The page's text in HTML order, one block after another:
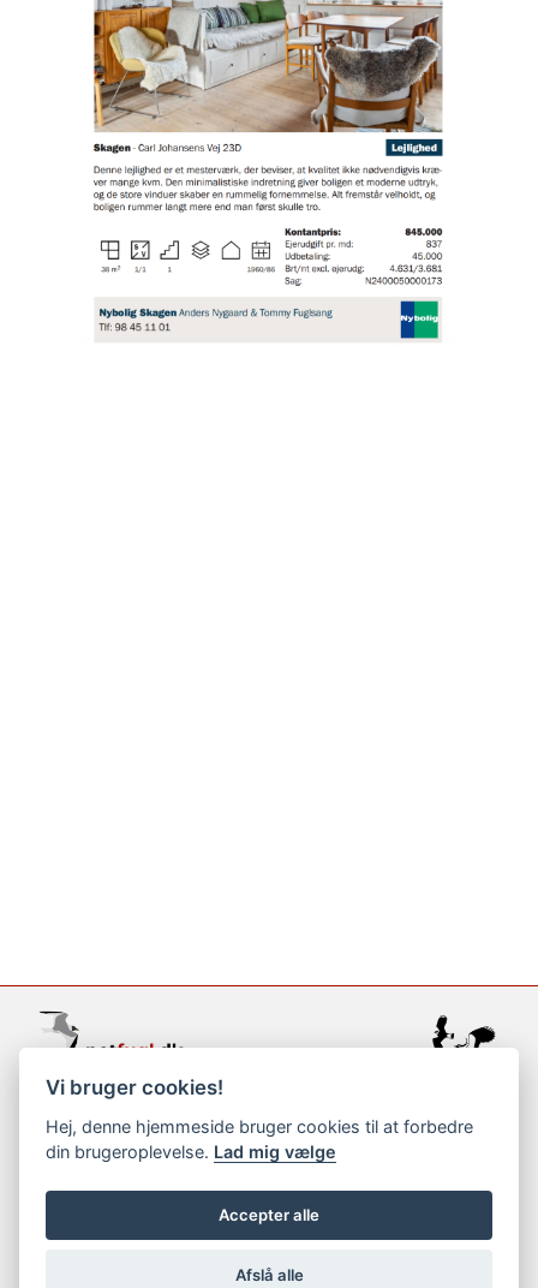
support@netfugl.dk
copyright © 2002-2023
Vi bruger cookies!
Hej, denne hjemmeside bruger cookies til at forbedre
din brugeroplevelse. Lad mig vælge
Accepter alle
Afslå alle